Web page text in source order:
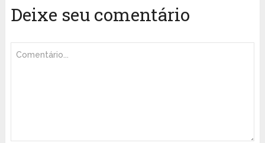
Deixe seu comentário